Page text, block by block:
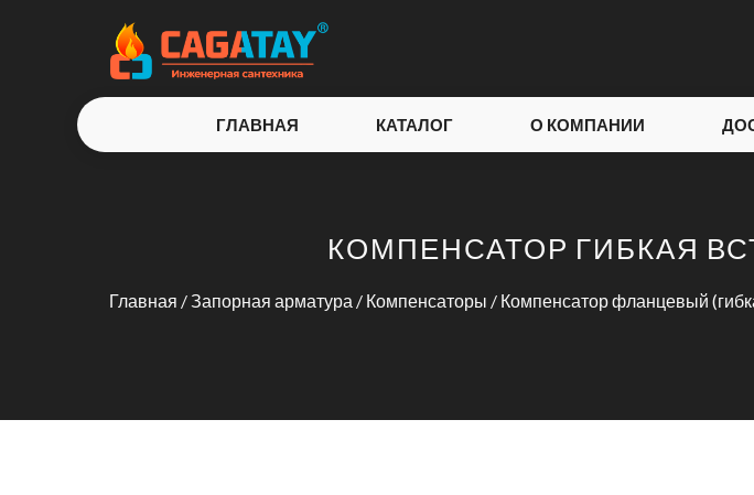
ГЛАВНАЯ КАТАЛОГ О КОМПАНИИ
КОМПЕНСАТОР ГИБКАЯ
Главная / Запорная арматура / Компенсаторы / Компенсатор фланцевый